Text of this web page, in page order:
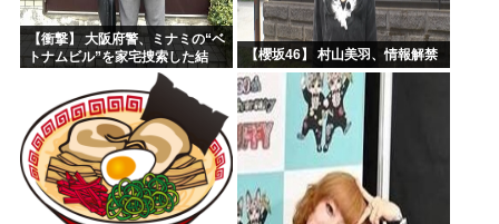
【衝撃】 大阪府警、ミナミの“ベ
トナムビル”を家宅捜索した結
【櫻坂46】 村山美羽、情報解禁